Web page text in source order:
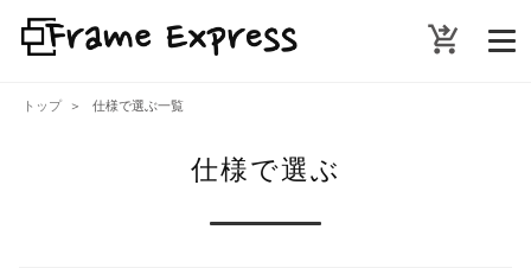
shopping_cart_checkout
トップ 仕様で選ぶ一覧
仕様で選ぶ